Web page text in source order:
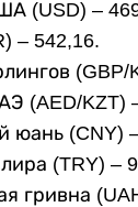
(USD) –
– 542,16.
(GBP/
(AED/KZT)
юань (CNY)
(TRY) –
гривна